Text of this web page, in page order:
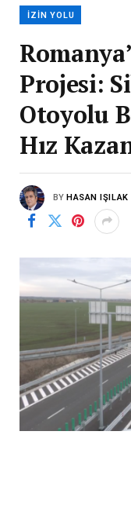
İZIN YOLU
Projesi:
Otoyolu
Hız
BY HASAN IŞILAK